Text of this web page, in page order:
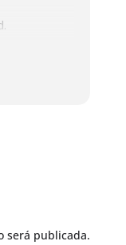
las
será publicada.